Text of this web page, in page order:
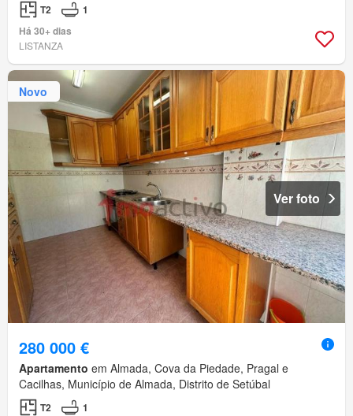
T2
1
Há 30+ dias
LISTANZA
Novo
Ver foto
280 000 €
Apartamento em Almada, Cova da Piedade, Pragal e
Cacilhas, Município de Almada, Distrito de Setúbal
T2
1